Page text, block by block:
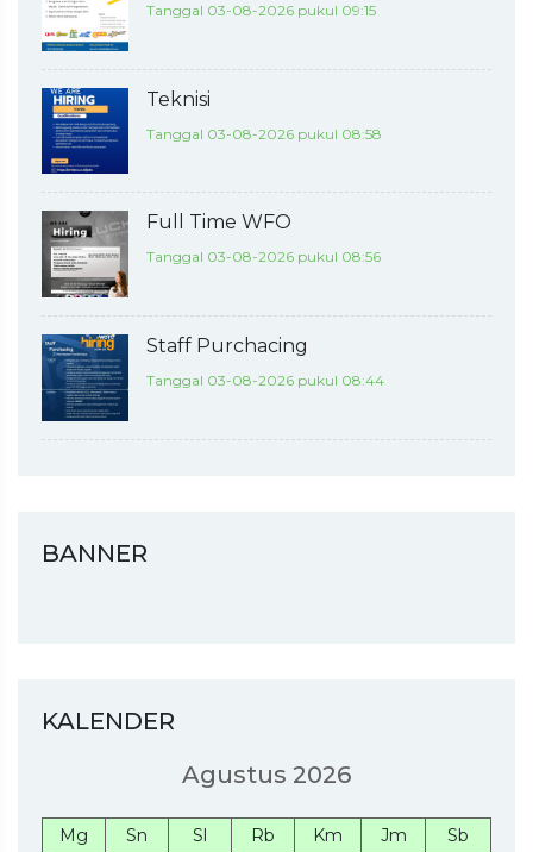
Tanggal 03-08-2026 pukul 09:15
Teknisi
Tanggal 03-08-2026 pukul 08:58
Full Time WFO
Tanggal 03-08-2026 pukul 08:56
Staff Purchacing
Tanggal 03-08-2026 pukul 08:44
BANNER
KALENDER
Agustus 2026
Mg Sn Sl Rb Km Jm
Sb